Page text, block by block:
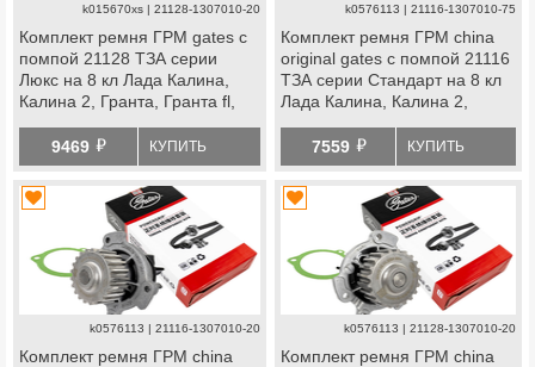
k015670xs | 21128-1307010-20
Комплект ремня ГРМ gates с
помпой 21128 ТЗА серии
Люкс на 8 кл Лада Калина,
Калина 2, Гранта, Гранта fl,
Веста ng, datsun
9469 й КУПИТЬ
k0576113 | 21116-1307010-75
Комплект ремня ГРМ china
original gates с помпой 21116
ТЗА серии Стандарт на 8 кл
Лада Калина, Калина 2,
Ларгус, Ларгус fl, Веста ng,
datsun
7559 й КУПИТЬ
k0576113 | 21116-1307010-20
Комплект ремня ГРМ china
k0576113 | 21128-1307010-20
Комплект ремня ГРМ china